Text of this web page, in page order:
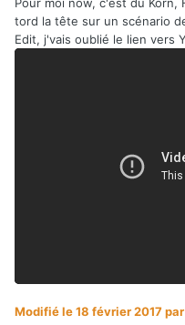
tord la tête sur un scénario
Edit, j'vais oublié le lien vers
Modifiéle 18 février 2017